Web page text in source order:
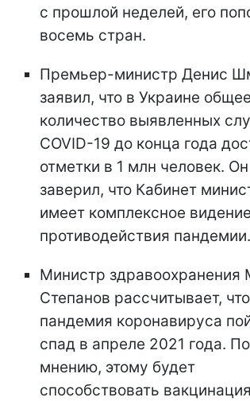
с прошлой неделей, его
восемь стран.
Премьер-министр Денис
заявил, что в Украине общее
количество выявленных
COVID-19 до конца года
отметки в 1 млн человек. Он
заверил, что Кабинет
имеет комплексное видение
противодействия пандемии.
Министр здравоохранения
Степанов рассчитывает, что
пандемия коронавируса
спад в апреле 2021 года.
мнению, этому будет
способствовать